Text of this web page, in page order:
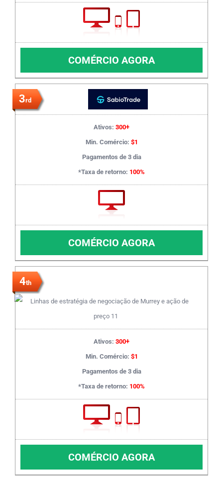
COMÉRCIO AGORA
3rd
Ativos: 300+
Min. Comércio: $1
Pagamentos de 3 dia
*Taxa de retorno: 100%
COMÉRCIO AGORA
4th
Ativos: 300+
Min. Comércio: $1
Pagamentos de 3 dia
*Taxa de retorno: 100%
COMÉRCIO AGORA